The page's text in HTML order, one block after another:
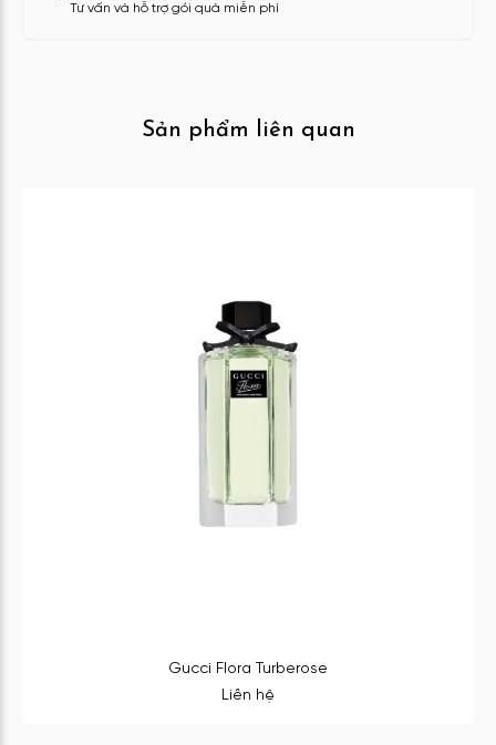
Tư vấn và hỗ trợ gói quà miễn phí
Sản phẩm liên quan
Gucci Flora Turberose
Liên hệ